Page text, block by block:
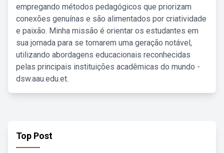
empregando métodos pedagógicos que priorizam
conexões genuínas e são alimentados por criatividade
e paixão. Minha missão é orientar os estudantes em
sua jornada para se tornarem uma geração notável,
utilizando abordagens educacionais reconhecidas
pelas principais instituições acadêmicas do mundo -
dsw.aau.edu.et.
Top Post